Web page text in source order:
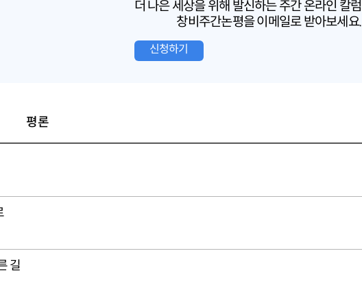
더 나은 세상을 위해 발신하는 주간 온라인 칼럼
창비주간논평을 이메일로 받아보세요.
신청하기
평론
길